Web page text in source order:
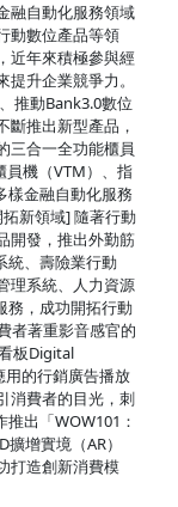
融自動化服務領域
動數位產品等領
近年來積極參與經
升企業競爭力。
推動Bank3.0數位
斷推出新型產品，
三合一全功能櫃員
員機（VTM）、指
樣金融自動化服務
新領域] 隨著行動
開發，推出外勤筋
統、壽險業行動
理系統、人力資源
務，成功開拓行動
者著重影音感官的
板Digital
的行銷廣告播放
消費者的目光，刺
出「WOW101：
增實境（AR）
打造創新消費模